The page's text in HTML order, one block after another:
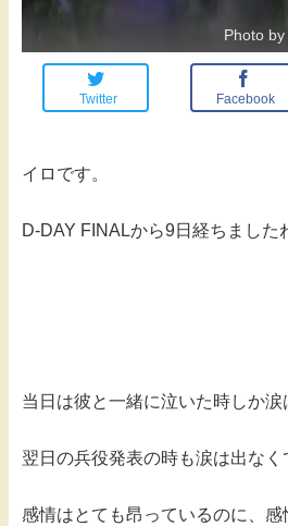
Photo
Twitter Facebook
イロです。
D-DAY FINALから9日経ちました
当日は彼と一緒に泣いた時しか涙
翌日の兵役発表の時も涙は出なく
感情はとても昂っているのに、